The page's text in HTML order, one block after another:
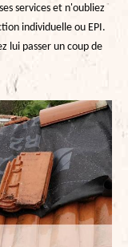
services et n'oubliez
individuelle ou EPI.
lui passer un coup de